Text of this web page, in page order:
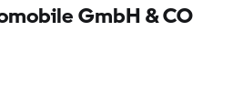
GmbH & CO